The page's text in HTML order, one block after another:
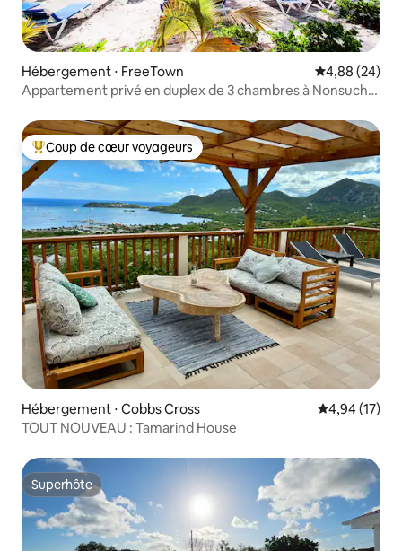
Hébergement ⋅ FreeTown Évaluation
4,88 (24)
Appartement privé en duplex de 3 chambres à Nonsuch
Coups de cœur voyageurs les plus appréciés
Coup de cœur voyageurs
Hébergement ⋅ Cobbs Cross Évaluation
4,94 (17)
TOUT NOUVEAU : Tamarind House
Superhôte
Superhôte